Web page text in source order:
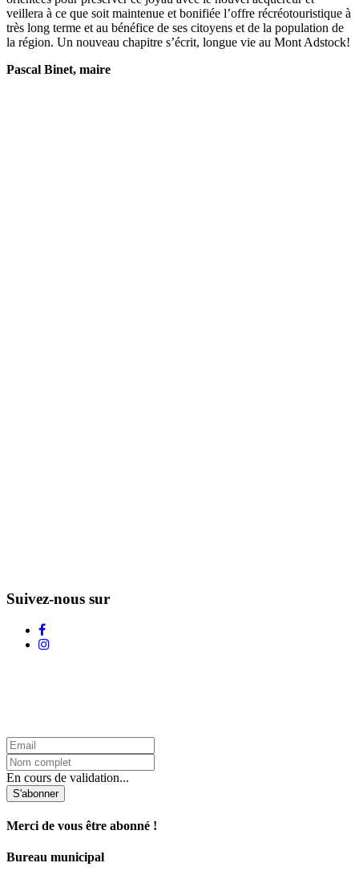
veillera à ce que soit maintenue et bonifiée l’offre récréotouristique à
très long terme et au bénéfice de ses citoyens et de la population de
la région. Un nouveau chapitre s’écrit, longue vie au Mont Adstock!
Pascal Binet, maire
Suivez-nous sur
En cours de validation...
S'abonner
Merci de vous être abonné !
Bureau municipal